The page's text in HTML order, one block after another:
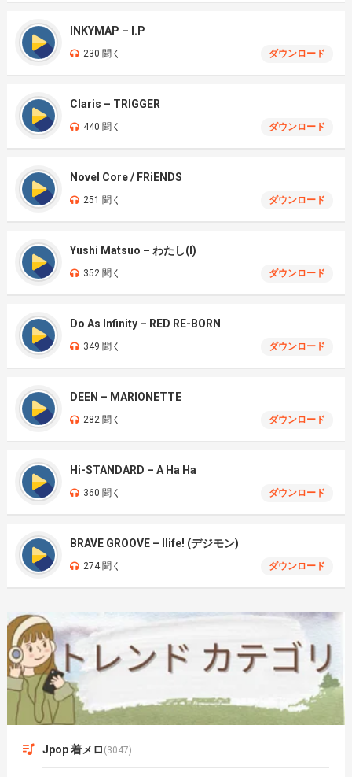
INKYMAP – I.P
230 聞く ダウンロード
Claris – TRIGGER
440 聞く ダウンロード
Novel Core / FRiENDS
251 聞く ダウンロード
Yushi Matsuo – わたし(I)
352 聞く ダウンロード
Do As Infinity – RED RE-BORN
349 聞く ダウンロード
DEEN – MARIONETTE
282 聞く ダウンロード
Hi-STANDARD – A Ha Ha
360 聞く ダウンロード
BRAVE GROOVE – Ilife! (デジモン)
274 聞く ダウンロード
Jpop 着メロ (3047)